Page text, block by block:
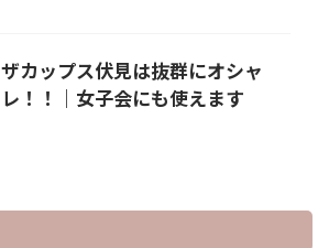
ザカップス伏見は抜群にオシャ
レ！！｜女子会にも使えます